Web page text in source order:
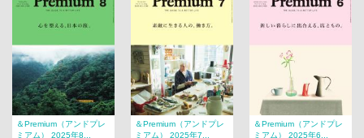
＆Premium（アンドプレ
ミアム） 2025年8...
＆Premium（アンドプレ
ミアム） 2025年7...
＆Premium（アンドプレ
ミアム） 2025年6...